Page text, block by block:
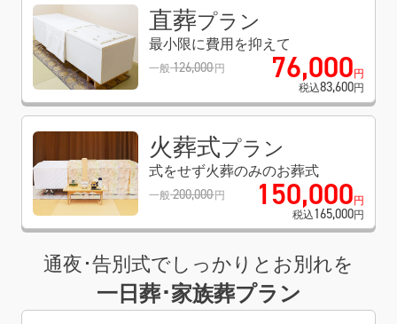
直葬プラン
最小限に費用を抑えて
一般126,000 円 76,000 円
税込83,600円
火葬式プラン
式をせず火葬のみのお葬式
一般200,000 円 150,000円
税込165,000円
通夜･告別式でしっかりとお別れを
一日葬･家族葬プラン